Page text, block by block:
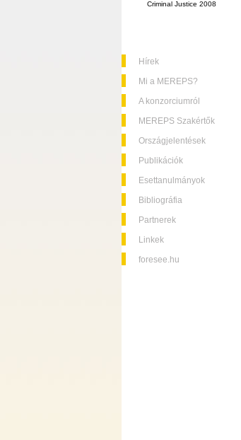
Criminal Justice 2008
Hírek
Mi a MEREPS?
A konzorciumról
MEREPS Szakértők
Országjelentések
Publikációk
Esettanulmányok
Bibliográfia
Partnerek
Linkek
foresee.hu